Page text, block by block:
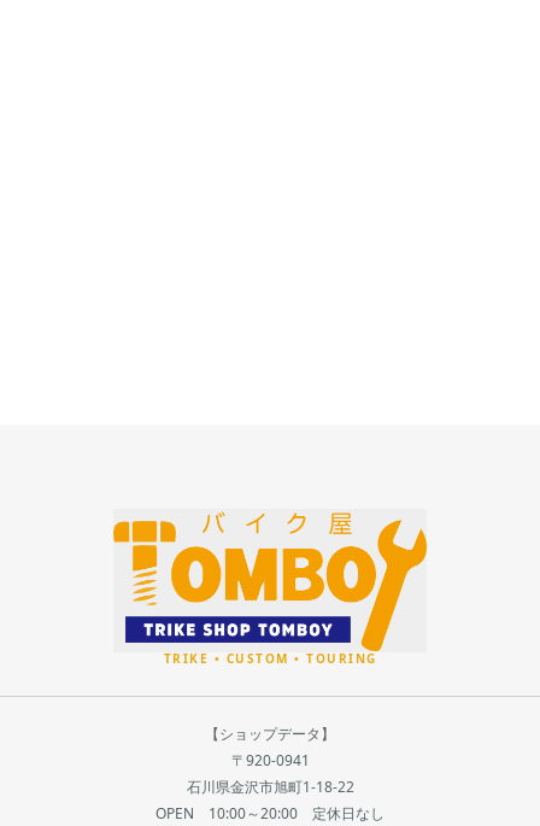
【ショップデータ】
〒920-0941
石川県金沢市旭町1-18-22
OPEN 10:00～20:00 定休日なし